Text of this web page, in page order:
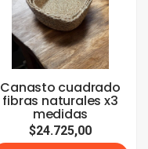
Canasto cuadrado
fibras naturales x3
medidas
$24.725,00